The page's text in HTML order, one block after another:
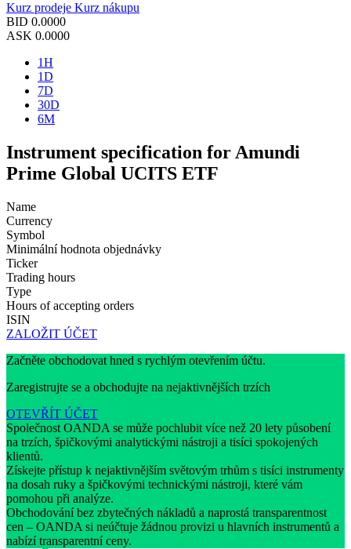
Kurz prodeje Kurz nákupu
BID 0.0000
ASK 0.0000
1H
1D
7D
30D
6M
Instrument specification for Amundi
Prime Global UCITS ETF
Name
Currency
Symbol
Minimální hodnota objednávky
Ticker
Trading hours
Type
Hours of accepting orders
ISIN
ZALOŽIT ÚČET
Začněte obchodovat hned s rychlým otevřením účtu.
Zaregistrujte se a obchodujte na nejaktivnějších trzích
OTEVŘÍT ÚČET
Společnost OANDA se může pochlubit více než 20 lety působení
na trzích, špičkovými analytickými nástroji a tisíci spokojených
klientů.
Získejte přístup k nejaktivnějším světovým trhům s tisíci instrumenty
na dosah ruky a špičkovými technickými nástroji, které vám
pomohou při analýze.
Obchodování bez zbytečných nákladů a naprostá transparentnost
cen – OANDA si neúčtuje žádnou provizi u hlavních instrumentů a
nabízí transparentní ceny.